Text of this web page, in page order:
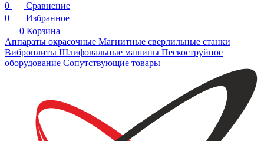
0
Сравнение
0
Избранное
0 Корзина
Аппараты окрасочные Магнитные сверлильные станки
Виброплиты Шлифовальные машины Пескоструйное
оборудование Сопутствующие товары